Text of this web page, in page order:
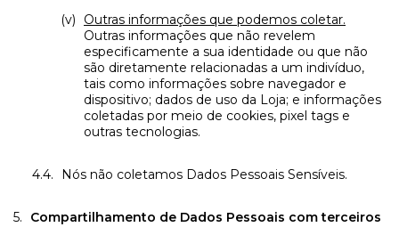
Outras informações que podemos coletar.
Outras informações que não revelem
especificamente a sua identidade ou que não
são diretamente relacionadas a um indivíduo,
tais como informações sobre navegador e
dispositivo; dados de uso da Loja; e informações
coletadas por meio de cookies, pixel tags e
outras tecnologias.
Nós não coletamos Dados Pessoais Sensíveis.
Compartilhamento de Dados Pessoais com terceiros